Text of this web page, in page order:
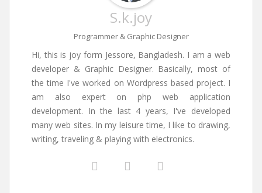
S.k.joy
Programmer & Graphic Designer
Hi, this is joy form Jessore, Bangladesh. I am a web
developer & Graphic Designer. Basically, most of
the time I've worked on Wordpress based project. I
am also expert on php web application
development. In the last 4 years, I've developed
many web sites. In my leisure time, I like to drawing,
writing, traveling & playing with electronics.